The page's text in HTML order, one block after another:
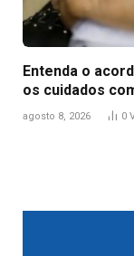
Entenda o
os cuidados
agosto 8, 2026 0